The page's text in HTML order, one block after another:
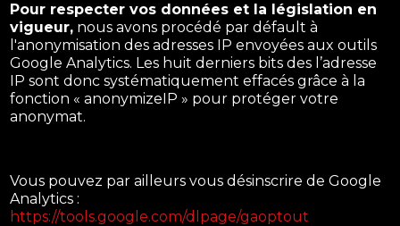
Pour respecter vos données et la législation en
vigueur, nous avons procédé par défault à
l'anonymisation des adresses IP envoyées aux outils
Google Analytics. Les huit derniers bits des l’adresse
IP sont donc systématiquement effacés grâce à la
fonction « anonymizeIP » pour protéger votre
anonymat.
Vous pouvez par ailleurs vous désinscrire de Google
Analytics :
https://tools.google.com/dlpage/gaoptout